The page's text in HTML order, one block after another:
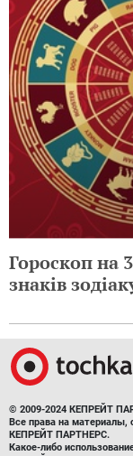
Гороскоп на
знаків
© 2009-2024 КЕПРЕЙТ
Все права на материалы,
КЕПРЕЙТ ПАРТНЕРС.
Какое-либо